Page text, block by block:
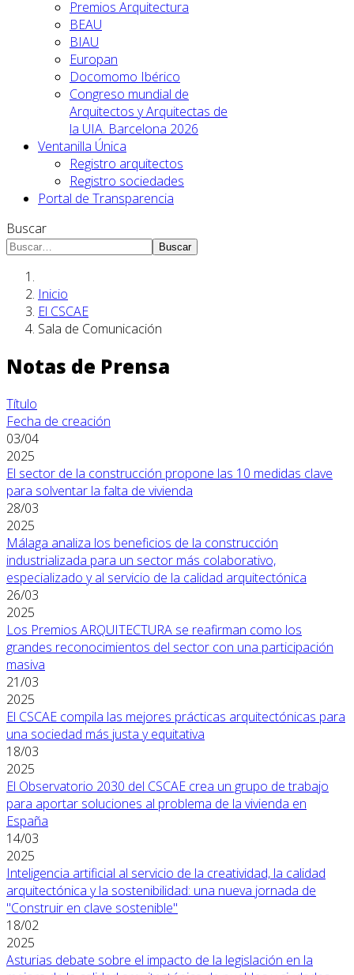
Premios Arquitectura
BEAU
BIAU
Europan
Docomomo Ibérico
Congreso mundial de
Arquitectos y Arquitectas de
la UIA. Barcelona 2026
Ventanilla Única
Registro arquitectos
Registro sociedades
Portal de Transparencia
Buscar
Buscar
Inicio
El CSCAE
Sala de Comunicación
Notas de Prensa
Título
Fecha de creación
03/04
2025
El sector de la construcción propone las 10 medidas clave
para solventar la falta de vivienda
28/03
2025
Málaga analiza los beneficios de la construcción
industrializada para un sector más colaborativo,
especializado y al servicio de la calidad arquitectónica
26/03
2025
Los Premios ARQUITECTURA se reafirman como los
grandes reconocimientos del sector con una participación
masiva
21/03
2025
El CSCAE compila las mejores prácticas arquitectónicas para
una sociedad más justa y equitativa
18/03
2025
El Observatorio 2030 del CSCAE crea un grupo de trabajo
para aportar soluciones al problema de la vivienda en
España
14/03
2025
Inteligencia artificial al servicio de la creatividad, la calidad
arquitectónica y la sostenibilidad: una nueva jornada de
"Construir en clave sostenible"
18/02
2025
Asturias debate sobre el impacto de la legislación en la